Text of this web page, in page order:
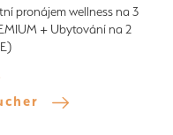
pronájem wellness na 3
+ Ubytování na 2